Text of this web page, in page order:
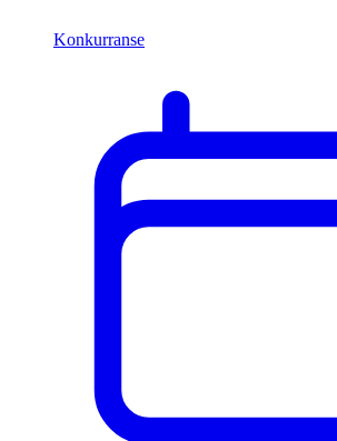
Konkurranse